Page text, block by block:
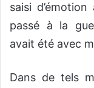
saisi
passé à la
avait été avec
Dans de tels